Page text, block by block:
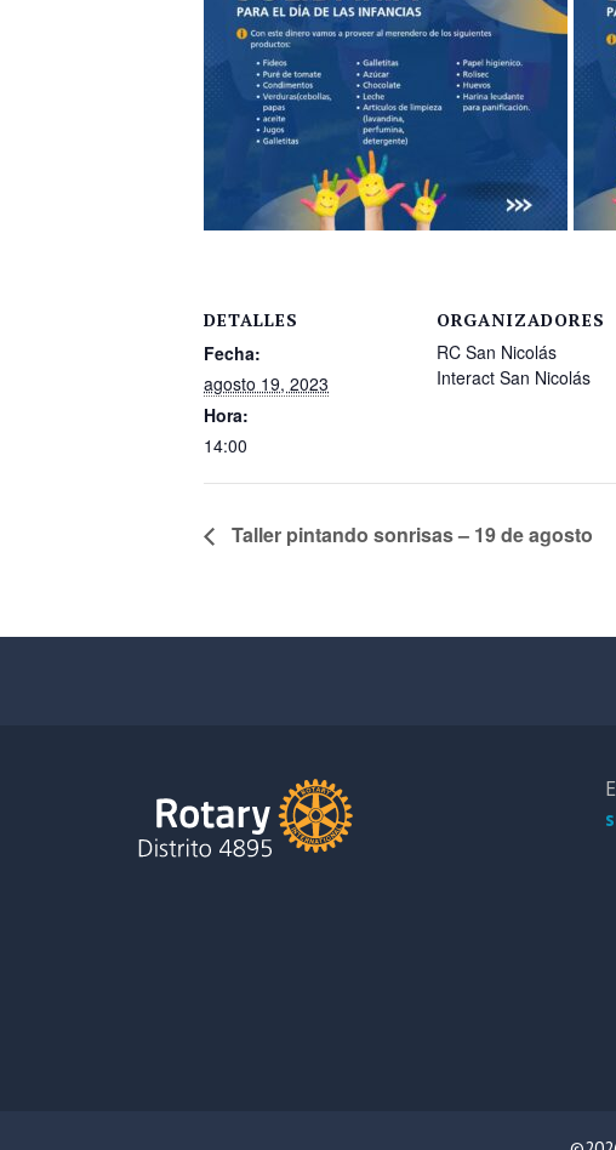
DETALLES
Fecha:
agosto 19, 2023
Hora:
14:00
ORGANIZADORES
RC San Nicolás
Interact San Nicolás
Taller pintando sonrisas – 19 de agosto